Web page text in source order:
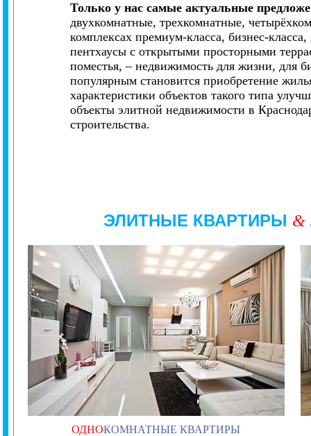
Только у нас самые актуальные
двухкомнатные, трехкомнатные,
комплексах премиум-класса, бизнес-
пентхаусы с открытыми просторными
поместья, – недвижимость для жизни, для
популярным становится приобретение
характеристики объектов такого типа
объекты элитной недвижимости в
строительства.
ЭЛИТНЫЕ КВАРТИРЫ &
ОДНОКОМНАТНЫЕ КВАРТИРЫ